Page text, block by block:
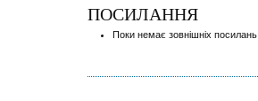
ПОСИЛАННЯ
Поки немає зовнішніх посилань.